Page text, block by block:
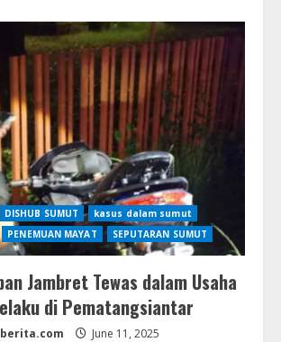
Becak
Disabilitas
DISHUB SUMUT
kasus dalam sumut
PENEMUAN MAYAT SEPUTARAN SUMUT
Jambret Tewas dalam Usaha
di Pematangsiantar
June 11, 2025